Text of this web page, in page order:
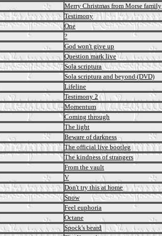
Merry Christmas from Morse family
Testimony
One
?
God won't give up
Question mark live
Sola scriptura
Sola scriptura and beyond (DVD)
Lifeline
Testimony 2
Momentum
Coming through
The light
Beware of darkness
The official live bootleg
The kindness of strangers
From the vault
V
Don't try this at home
Snow
Feel euphoria
Octane
Spock's beard